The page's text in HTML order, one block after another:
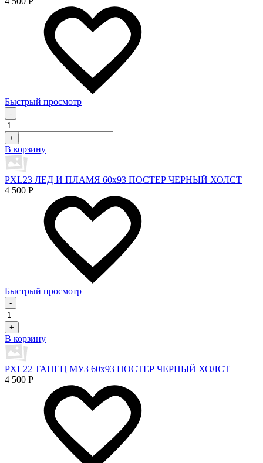
Быстрый просмотр
-
+
В корзину
PXL23 ЛЕД И ПЛАМЯ 60х93 ПОСТЕР ЧЕРНЫЙ ХОЛСТ
4 500 Р
Быстрый просмотр
-
+
В корзину
PXL22 ТАНЕЦ МУЗ 60х93 ПОСТЕР ЧЕРНЫЙ ХОЛСТ
4 500 Р